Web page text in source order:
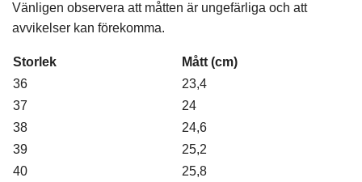
Vänligen observera att måtten är ungefärliga och att
avvikelser kan förekomma.
Storlek
Mått (cm)
36
23,4
37
24
38
24,6
39
25,2
40
25,8